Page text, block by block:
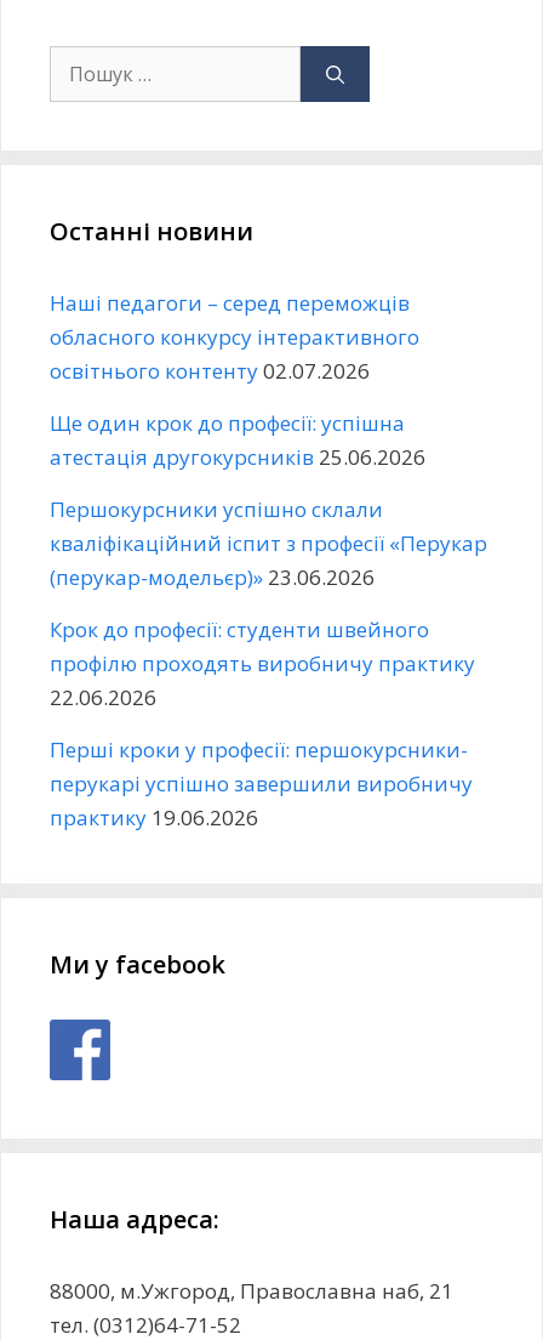
Останні новини
Наші педагоги – серед переможців
обласного конкурсу інтерактивного
освітнього контенту02.07.2026
Ще один крок до професії: успішна
атестація другокурсників 25.06.2026
Першокурсники успішно склали
кваліфікаційний іспит з професії «Перукар
(перукар-модельєр)» 23.06.2026
Крок до професії: студенти швейного
профілю проходять виробничу практику
22.06.2026
Перші кроки у професії: першокурсники-
перукарі успішно завершили виробничу
практику 19.06.2026
Ми у facebook
Наша адреса:
88000, м.Ужгород, Православна наб, 21
тел. (0312)64-71-52